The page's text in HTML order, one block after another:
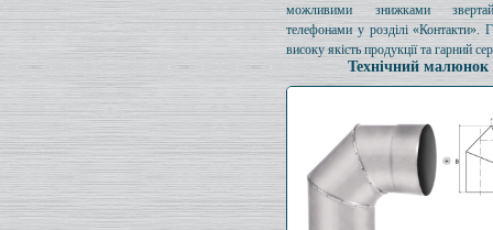
можливими знижками
телефонами у розділі «Контакти».
високу якість продукції та гарний
Технічний малюнок